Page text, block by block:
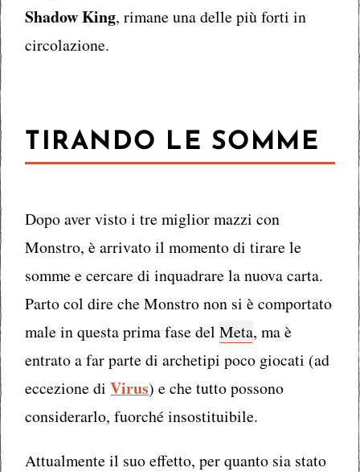
Shadow King, rimane una delle più forti in
circolazione.
TIRANDO LE SOMME
Dopo aver visto i tre miglior mazzi con
Monstro, è arrivato il momento di tirare le
somme e cercare di inquadrare la nuova carta.
Parto col dire che Monstro non si è comportato
male in questa prima fase delMeta, ma è
entrato a far parte di archetipi poco giocati (ad
eccezione diVirus) e che tutto possono
considerarlo, fuorché insostituibile.
Attualmente il suo effetto, per quanto sia stato